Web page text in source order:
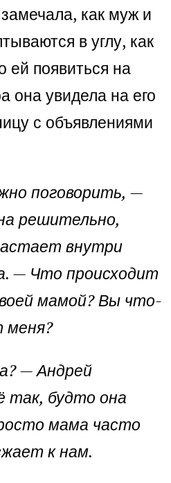
как муж и
в углу, как
ей появиться на
она увидела на его
с объявлениями
поговорить, —
решительно,
внутри
— Что происходит
мамой? Вы что-
меня?
— Андрей
так, будто она
мама часто
к нам.